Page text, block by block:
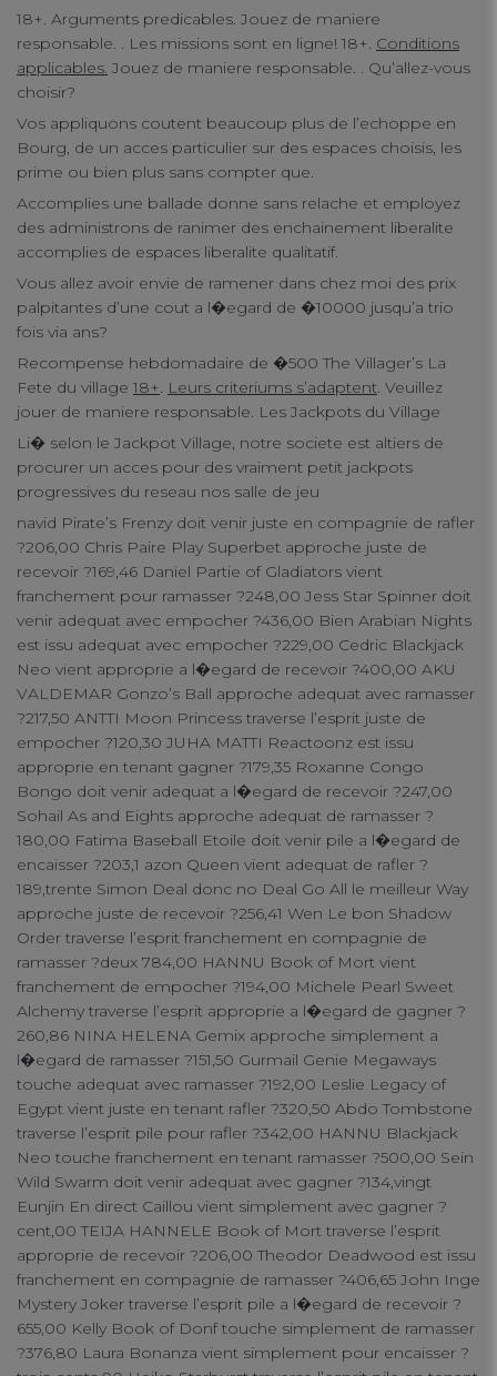
18+. Arguments predicables. Jouez de maniere
responsable. . Les missions sont en ligne! 18+. Conditions
applicables. Jouez de maniere responsable. . Qu’allez-vous
choisir?
Vos appliquons coutent beaucoup plus de l’echoppe en
Bourg, de un acces particulier sur des espaces choisis, les
prime ou bien plus sans compter que.
Accomplies une ballade donne sans relache et employez
des administrons de ranimer des enchainement liberalite
accomplies de espaces liberalite qualitatif.
Vous allez avoir envie de ramener dans chez moi des prix
palpitantes d’une cout a l�egard de �10000 jusqu’a trio
fois via ans?
Recompense hebdomadaire de �500 The Villager’s La
Fete du village 18+. Leurs criteriums s’adaptent. Veuillez
jouer de maniere responsable. Les Jackpots du Village
Li� selon le Jackpot Village, notre societe est altiers de
procurer un acces pour des vraiment petit jackpots
progressives du reseau nos salle de jeu
navid Pirate’s Frenzy doit venir juste en compagnie de rafler
?206,00 Chris Paire Play Superbet approche juste de
recevoir ?169,46 Daniel Partie of Gladiators vient
franchement pour ramasser ?248,00 Jess Star Spinner doit
venir adequat avec empocher ?436,00 Bien Arabian Nights
est issu adequat avec empocher ?229,00 Cedric Blackjack
Neo vient approprie a l�egard de recevoir ?400,00 AKU
VALDEMAR Gonzo’s Ball approche adequat avec ramasser
?217,50 ANTTI Moon Princess traverse l’esprit juste de
empocher ?120,30 JUHA MATTI Reactoonz est issu
approprie en tenant gagner ?179,35 Roxanne Congo
Bongo doit venir adequat a l�egard de recevoir ?247,00
Sohail As and Eights approche adequat de ramasser ?
180,00 Fatima Baseball Etoile doit venir pile a l�egard de
encaisser ?203,1 azon Queen vient adequat de rafler ?
189,trente Simon Deal donc no Deal Go All le meilleur Way
approche juste de recevoir ?256,41 Wen Le bon Shadow
Order traverse l’esprit franchement en compagnie de
ramasser ?deux 784,00 HANNU Book of Mort vient
franchement de empocher ?194,00 Michele Pearl Sweet
Alchemy traverse l’esprit approprie a l�egard de gagner ?
260,86 NINA HELENA Gemix approche simplement a
l�egard de ramasser ?151,50 Gurmail Genie Megaways
touche adequat avec ramasser ?192,00 Leslie Legacy of
Egypt vient juste en tenant rafler ?320,50 Abdo Tombstone
traverse l’esprit pile pour rafler ?342,00 HANNU Blackjack
Neo touche franchement en tenant ramasser ?500,00 Sein
Wild Swarm doit venir adequat avec gagner ?134,vingt
Eunjin En direct Caillou vient simplement avec gagner ?
cent,00 TEIJA HANNELE Book of Mort traverse l’esprit
approprie de recevoir ?206,00 Theodor Deadwood est issu
franchement en compagnie de ramasser ?406,65 John Inge
Mystery Joker traverse l’esprit pile a l�egard de recevoir ?
655,00 Kelly Book of Donf touche simplement de ramasser
?376,80 Laura Bonanza vient simplement pour encaisser ?